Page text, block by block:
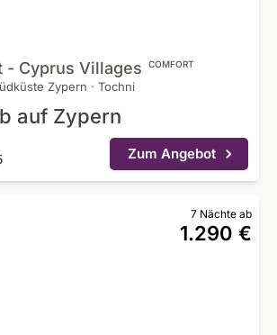
- Cyprus Villages COMFORT
Zypern · Tochni
auf Zypern
Zum Angebot
7 Nächte ab
1.290 €